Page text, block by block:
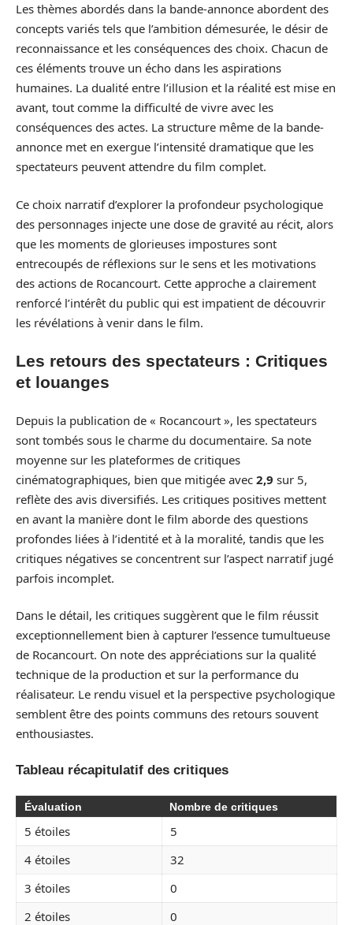
Les thèmes abordés dans la bande-annonce abordent des
concepts variés tels que l’ambition démesurée, le désir de
reconnaissance et les conséquences des choix. Chacun de
ces éléments trouve un écho dans les aspirations
humaines. La dualité entre l’illusion et la réalité est mise en
avant, tout comme la difficulté de vivre avec les
conséquences des actes. La structure même de la bande-
annonce met en exergue l’intensité dramatique que les
spectateurs peuvent attendre du film complet.
Ce choix narratif d’explorer la profondeur psychologique
des personnages injecte une dose de gravité au récit, alors
que les moments de glorieuses impostures sont
entrecoupés de réflexions sur le sens et les motivations
des actions de Rocancourt. Cette approche a clairement
renforcé l’intérêt du public qui est impatient de découvrir
les révélations à venir dans le film.
Les retours des spectateurs : Critiques
et louanges
Depuis la publication de « Rocancourt », les spectateurs
sont tombés sous le charme du documentaire. Sa note
moyenne sur les plateformes de critiques
cinématographiques, bien que mitigée avec 2,9 sur 5,
reflète des avis diversifiés. Les critiques positives mettent
en avant la manière dont le film aborde des questions
profondes liées à l’identité et à la moralité, tandis que les
critiques négatives se concentrent sur l’aspect narratif jugé
parfois incomplet.
Dans le détail, les critiques suggèrent que le film réussit
exceptionnellement bien à capturer l’essence tumultueuse
de Rocancourt. On note des appréciations sur la qualité
technique de la production et sur la performance du
réalisateur. Le rendu visuel et la perspective psychologique
semblent être des points communs des retours souvent
enthousiastes.
Tableau récapitulatif des critiques
Évaluation Nombre de critiques
5 étoiles
5
4 étoiles
32
3 étoiles
0
2 étoiles
0